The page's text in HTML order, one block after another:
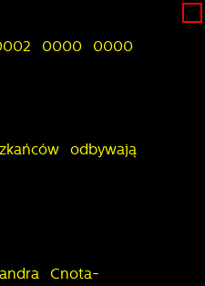
0000 0000
odbywają
Cnota-